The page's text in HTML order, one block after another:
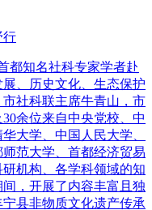
行
都知名社科专家学者赴
、历史文化、生态保护
社科联主席牛青山，市
余位来自中央党校、中
大学、中国人民大学、
范大学、首都经济贸易
机构、各学科领域的知
，开展了内容丰富且独
县非物质文化遗产传承